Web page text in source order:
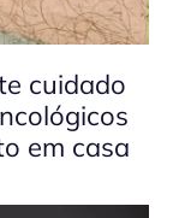
cuidado
em casa